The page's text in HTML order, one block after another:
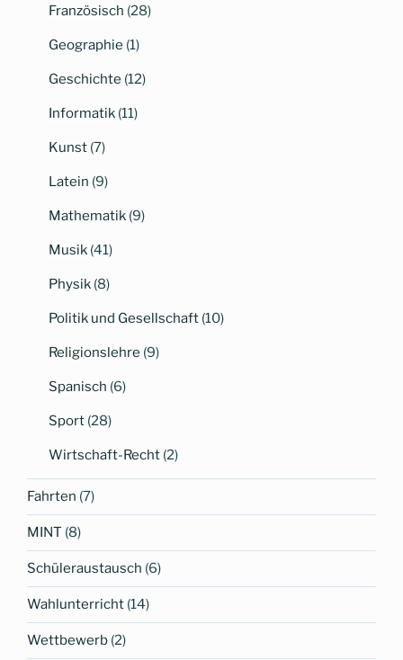
Französisch (28)
Geographie (1)
Geschichte (12)
Informatik (11)
Kunst (7)
Latein (9)
Mathematik (9)
Musik (41)
Physik (8)
Politik und Gesellschaft (10)
Religionslehre (9)
Spanisch (6)
Sport (28)
Wirtschaft-Recht (2)
Fahrten (7)
MINT (8)
Schüleraustausch (6)
Wahlunterricht (14)
Wettbewerb (2)